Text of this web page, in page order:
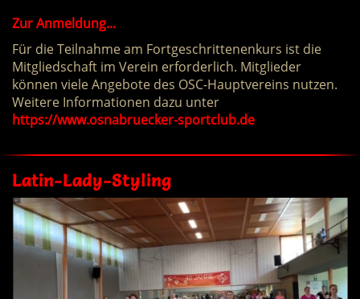
Zur Anmeldung...
Für die Teilnahme am Fortgeschrittenenkurs ist die
Mitgliedschaft im Verein erforderlich. Mitglieder
können viele Angebote des OSC-Hauptvereins nutzen.
Weitere Informationen dazu unter
https://www.osnabruecker-sportclub.de
Latin-Lady-Styling